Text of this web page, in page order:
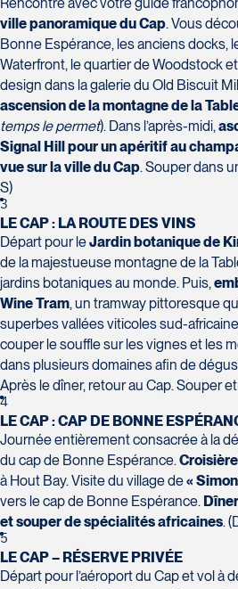
ville panoramique du Cap. Vous
Bonne Espérance, les anciens docks,
Waterfront, le quartier de Woodstock
design dans la galerie du Old Biscuit
ascension de la montagne de la
temps le permet). Dans l’après-midi,
Signal Hill pour un apéritif au
vue sur la ville du Cap. Souper dans
S)
3
LE CAP : LA ROUTE DES VINS
Départ pour leJardin botanique de
de la majestueuse montagne de la
jardins botaniques au monde. Puis,
Wine Tram, un tramway pittoresque
superbes vallées viticoles sud-
couper le souffle sur les vignes et les
dans plusieurs domaines afin de
Après le dîner, retour au Cap. Souper et
4
LE CAP : CAP DE BONNE
Journée entièrement consacrée à la
du cap de Bonne Espérance.
à Hout Bay. Visite du village de«
vers le cap de Bonne Espérance.
et souper de spécialités africaines.
5
LE CAP – RÉSERVE PRIVÉE
Départ pour l’aéroport du Cap et vol à
Voyages Nouveau-Monde
420 Boulevard Manseau
Joliette
J6E 3E1
Tél :450-755-5557 / 1-877-751-5557
Voyages Terre et Monde
1460 Chemin Gascon
Terrebonne
J6X 2Z5
Tél :450-964-3574
Voyages des Laurentides
939 Boulevard Albiny-Paquette
Mont-Laurier
J9L 3J1
Tél :450-688-6211 / 1-888-682-8616
Club Voyages Orientation
1001 Boulevard de Montarville - local
39
Boucherville
J4B 6P5
Tél :450-655-1855 / 1-866-655-5736
Club Voyages Princesse
686 rue Principale
Granby
J2G 2Y4
Tél :450-372-4444
Voyages Action
230 Boulevard Sir-Wilfrid-Laurier
Beloeil
J3G 4G7
450-464-0363 / 1-800-331-0363
La Forfaiterie Voyages
5401 Boulevard Des Galeries - Local
104 (porte H)
Québec
G2K 1N4
Tél :418-652-2400 / 1-888-848-1518
Le Voyagiste de Québec
3229 Chemin des Quatre-Bourgeois
Suite 120QuébecG1W 0C1
Tél :418-977-4080 / 1-877-977-4080
Voyages CAA Place de la Cité
2600 Boulevard Laurier #133, Place
la Cité
Québec
G1V 4T3